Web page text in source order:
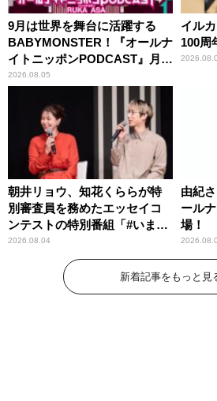
9月は世界を舞台に活躍する
BABYMONSTER！『オールナ
イトニッポンPODCAST』月替
わりパーソナリティ
2026.08.05
イル
100周
朝井リョウ、知花くららが特
別審査員を務めたエッセイコ
ンテストの特別番組「#いまあ
なたに伝えたいこと」
2026.08.04
由紀
ール
場！
新着記事をもっと見